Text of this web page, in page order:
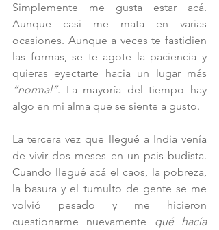
Simplemente me gusta estar acá.
Aunque casi me mata en varias
ocasiones. Aunque a veces te fastidien
las formas, se te agote la paciencia y
“normal”. La mayoría del tiempo hay
algo en mi alma que se siente a gusto.
La tercera vez que llegué a India venía
de vivir dos meses en un país budista.
Cuando llegué acá el caos, la pobreza,
la basura y el tumulto de gente se me
volvió pesado y me hicieron
cuestionarme nuevamente qué hacía